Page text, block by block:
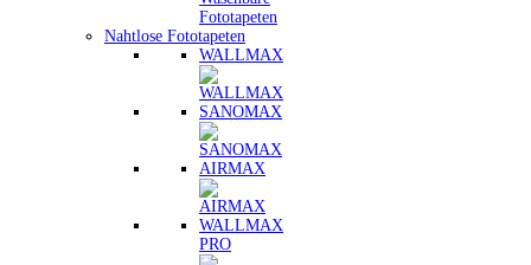
Nahtlose Fototapeten
WALLMAX
SANOMAX
AIRMAX
WALLMAX
PRO